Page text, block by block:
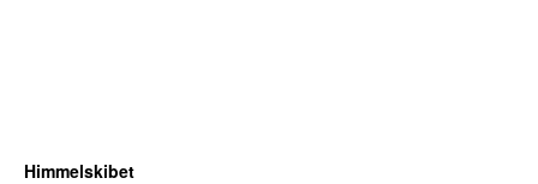
Himmelskibet